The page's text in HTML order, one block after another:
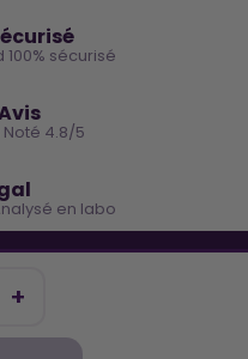
100% sécurisé
4.8/5
en labo
prochaine commande